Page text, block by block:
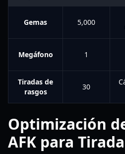
Gemas 5,000
Megáfono 1
Tiradas de
rasgos
30
Optimización
AFK para